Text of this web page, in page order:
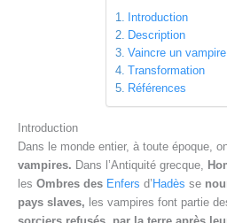
Introduction
Description
Vaincre un vampire
Transformation
Références
Introduction
Dans le monde entier, à toute époque,
vampires. Dans l’Antiquité grecque,
les Ombres des Enfers d’ Hadès se
pays slaves, les vampires font partie